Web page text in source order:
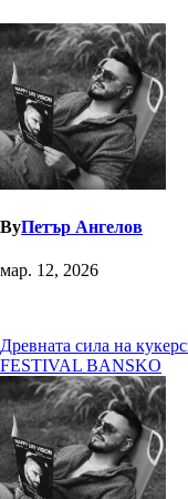
ByПетър Ангелов
мар. 12, 2026
Навигация
Древната сила на
FESTIVAL BANSKO